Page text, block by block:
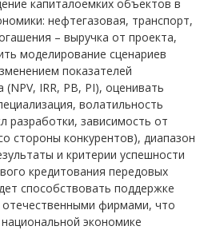
капиталоемких объектов в
нефтегазовая, транспорт,
– выручка от проекта,
моделирование сценариев
показателей
IRR, PB, PI), оценивать
волатильность
разработки, зависимость от
стороны конкурентов), диапазон
и критерии успешности
кредитования передовых
способствовать поддержке
фирмами, что
экономике